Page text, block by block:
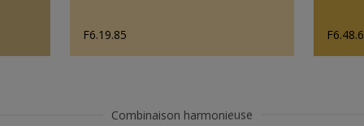
F6.19.85
Combinaison harmonieuse